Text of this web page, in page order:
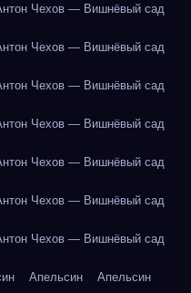
Чехов — Вишнёвый сад
Чехов — Вишнёвый сад
Чехов — Вишнёвый сад
Чехов — Вишнёвый сад
Чехов — Вишнёвый сад
Чехов — Вишнёвый сад
Чехов — Вишнёвый сад
Апельсин Апельсин